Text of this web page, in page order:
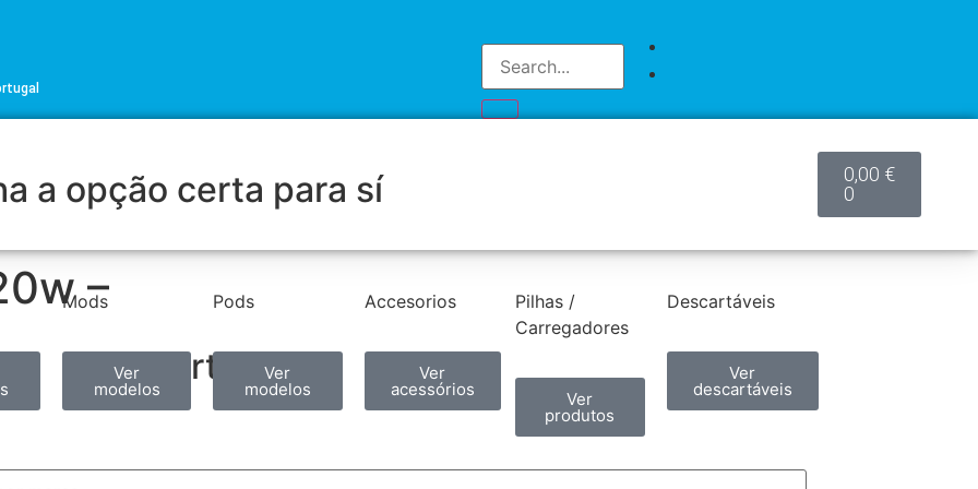
a opção certa para sí
Mods
Ver
modelos
Pods
Ver
modelos
Accesorios
Ver
acessórios
Pilhas /
Carregadores
Ver
produtos
Descartáveis
Ver
descartáveis
0,00 €
0
–
Partilhar